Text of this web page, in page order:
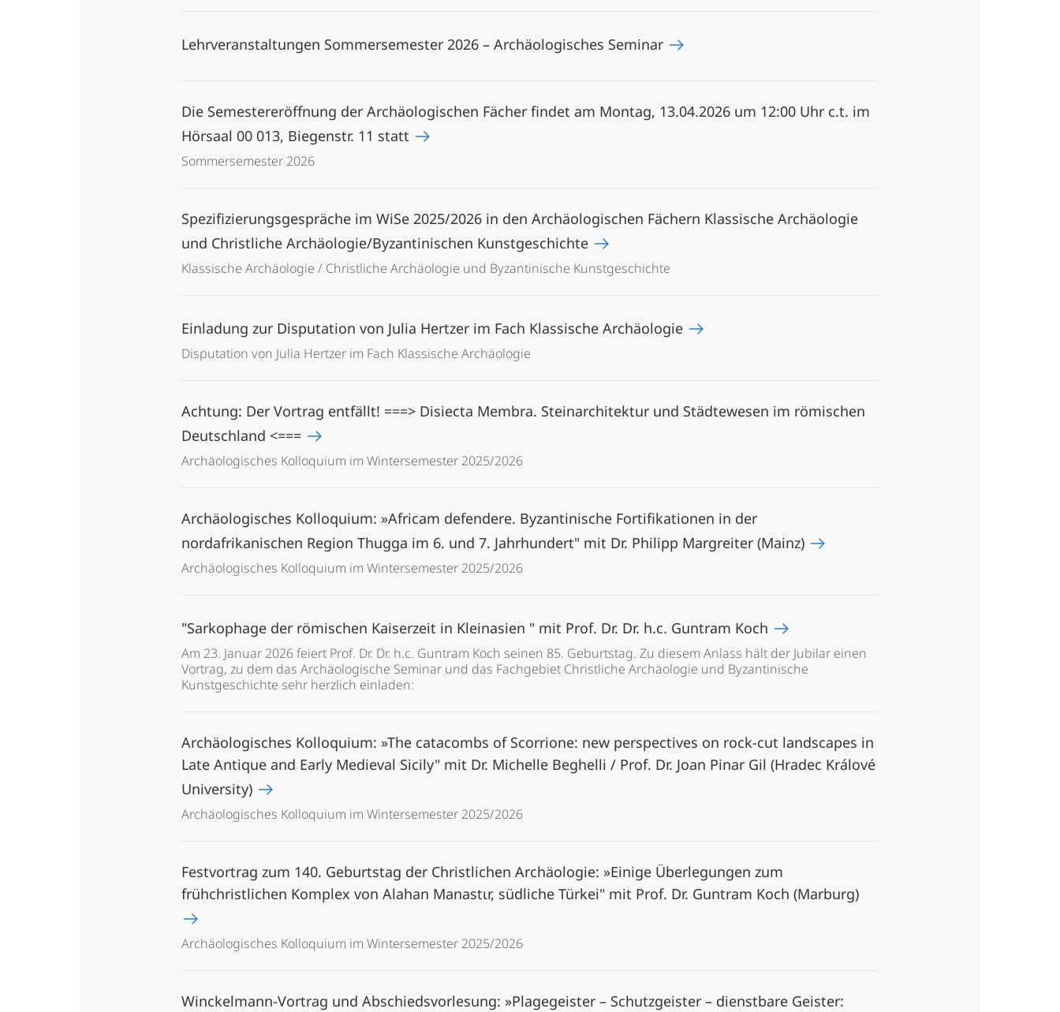
Lehrveranstaltungen Sommersemester 2026 – Archäologisches Seminar
Die Semestereröffnung der Archäologischen Fächer findet am Montag, 13.04.2026 um 12:00 Uhr c.t. im
Hörsaal 00 013, Biegenstr. 11 statt
Sommersemester 2026
Spezifizierungsgespräche im WiSe 2025/2026 in den Archäologischen Fächern Klassische Archäologie
und Christliche Archäologie/Byzantinischen Kunstgeschichte
Klassische Archäologie / Christliche Archäologie und Byzantinische Kunstgeschichte
Einladung zur Disputation von Julia Hertzer im Fach Klassische Archäologie
Disputation von Julia Hertzer im Fach Klassische Archäologie
Achtung: Der Vortrag entfällt! ===> Disiecta Membra. Steinarchitektur und Städtewesen im römischen
Deutschland <===
Archäologisches Kolloquium im Wintersemester 2025/2026
Archäologisches Kolloquium: »Africam defendere. Byzantinische Fortifikationen in der
nordafrikanischen Region Thugga im 6. und 7. Jahrhundert" mit Dr. Philipp Margreiter (Mainz)
Archäologisches Kolloquium im Wintersemester 2025/2026
"Sarkophage der römischen Kaiserzeit in Kleinasien " mit Prof. Dr. Dr. h.c. Guntram Koch
Am 23. Januar 2026 feiert Prof. Dr. Dr. h.c. Guntram Koch seinen 85. Geburtstag. Zu diesem Anlass hält der Jubilar einen
Vortrag, zu dem das Archäologische Seminar und das Fachgebiet Christliche Archäologie und Byzantinische
Kunstgeschichte sehr herzlich einladen:
Archäologisches Kolloquium: »The catacombs of Scorrione: new perspectives on rock-cut landscapes in
Late Antique and Early Medieval Sicily" mit Dr. Michelle Beghelli / Prof. Dr. Joan Pinar Gil (Hradec Králové
University)
Archäologisches Kolloquium im Wintersemester 2025/2026
Festvortrag zum 140. Geburtstag der Christlichen Archäologie: »Einige Überlegungen zum
frühchristlichen Komplex von Alahan Manastιr, südliche Türkei" mit Prof. Dr. Guntram Koch (Marburg)
Archäologisches Kolloquium im Wintersemester 2025/2026
Winckelmann-Vortrag und Abschiedsvorlesung: »Plagegeister – Schutzgeister – dienstbare Geister: